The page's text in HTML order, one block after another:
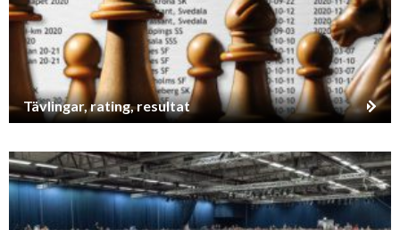
Tävlingar, rating, resultat